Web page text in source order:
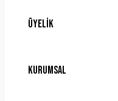
Üyelik
Kurumsal